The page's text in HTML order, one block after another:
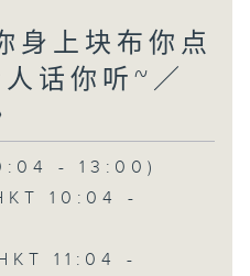
身上块布你点
话你听~／
- 13:00)
10:04 -
11:04 -